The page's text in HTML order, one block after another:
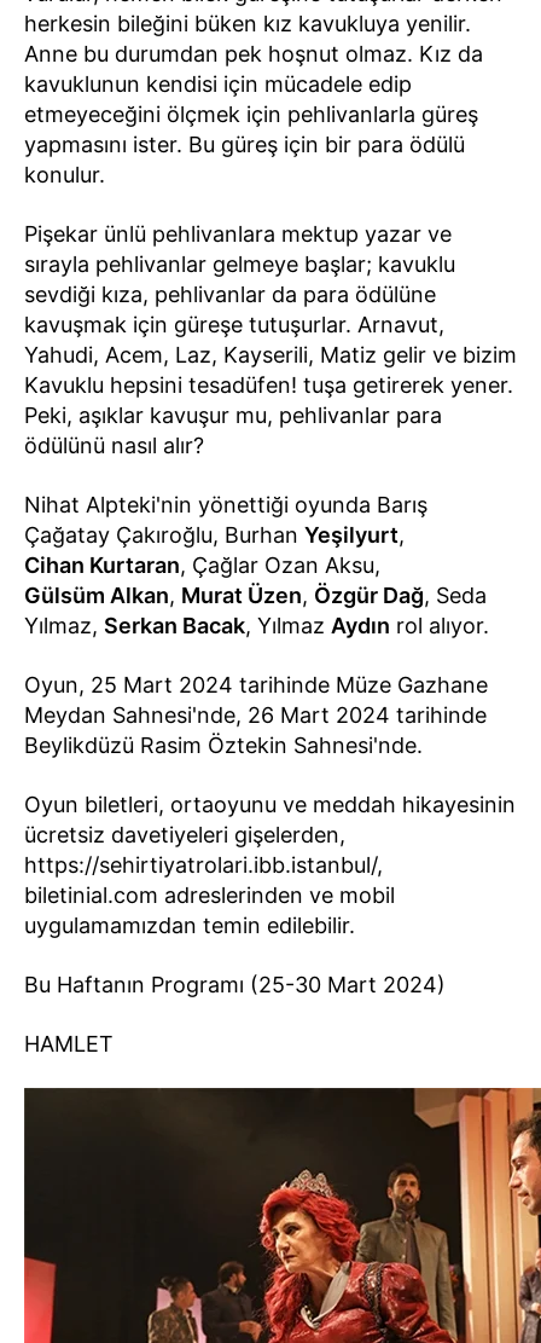
herkesin bileğini büken kız kavukluya yenilir.
Anne bu durumdan pek hoşnut olmaz. Kız da
kavuklunun kendisi için mücadele edip
etmeyeceğini ölçmek için pehlivanlarla güreş
yapmasını ister. Bu güreş için bir para ödülü
konulur.
Pişekar ünlü pehlivanlara mektup yazar ve
sırayla pehlivanlar gelmeye başlar; kavuklu
sevdiği kıza, pehlivanlar da para ödülüne
kavuşmak için güreşe tutuşurlar. Arnavut,
Yahudi, Acem, Laz, Kayserili, Matiz gelir ve bizim
Kavuklu hepsini tesadüfen! tuşa getirerek yener.
Peki, aşıklar kavuşur mu, pehlivanlar para
ödülünü nasıl alır?
Nihat Alpteki'nin yönettiği oyunda Barış
Çağatay Çakıroğlu, Burhan Yeşilyurt,
Cihan Kurtaran, Çağlar Ozan Aksu,
Gülsüm Alkan, Murat Üzen, Özgür Dağ, Seda
Yılmaz, Serkan Bacak, Yılmaz Aydın rol alıyor.
Oyun, 25 Mart 2024 tarihinde Müze Gazhane
Meydan Sahnesi'nde, 26 Mart 2024 tarihinde
Beylikdüzü Rasim Öztekin Sahnesi'nde.
Oyun biletleri, ortaoyunu ve meddah hikayesinin
ücretsiz davetiyeleri gişelerden,
https://sehirtiyatrolari.ibb.istanbul/,
biletinial.com adreslerinden ve mobil
uygulamamızdan temin edilebilir.
Bu Haftanın Programı (25-30 Mart 2024)
HAMLET